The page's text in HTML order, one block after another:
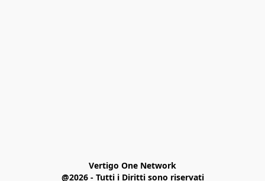
Vertigo One Network
@2026 - Tutti i Diritti sono riservati